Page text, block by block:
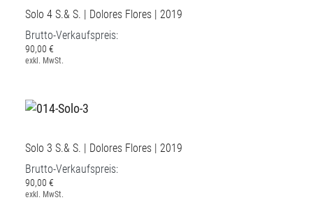
Solo 4 S.& S. | Dolores Flores | 2019
Brutto-Verkaufspreis:
90,00 €
exkl. MwSt.
Solo 3 S.& S. | Dolores Flores | 2019
Brutto-Verkaufspreis:
90,00 €
exkl. MwSt.